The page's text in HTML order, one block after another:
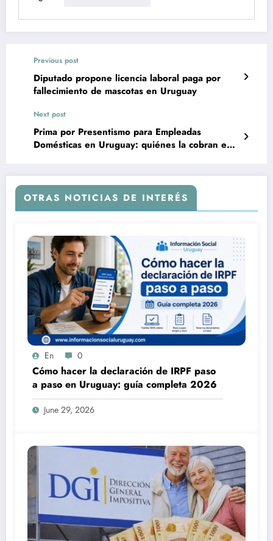
Previous post
Diputado propone licencia laboral paga por
fallecimiento de mascotas en Uruguay
Next post
Prima por Presentismo para Empleadas
Domésticas en Uruguay: quiénes la cobran en
OTRAS NOTICIAS DE INTERÉS
En 0
Cómo hacer la declaración de IRPF paso
a paso en Uruguay: guía completa 2026
June 29, 2026